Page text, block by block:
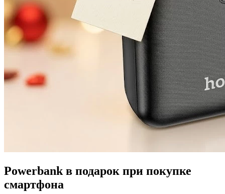
Powerbank в подарок при покупке
смартфона